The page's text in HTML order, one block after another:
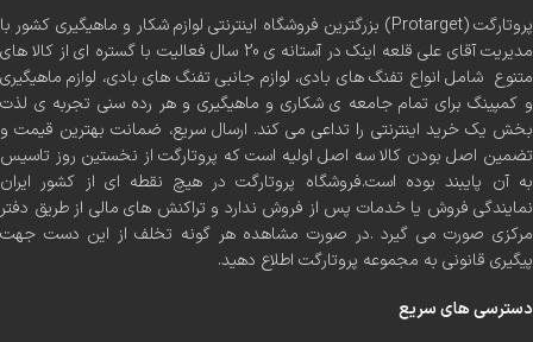
پروتارگت (Protarget) بزرگترین فروشگاه اینترنتی لوازم شکار و ماهیگیری کشور با
مدیریت آقای علی قلعه اینک در آستانه ی 20 سال فعالیت با گستره ای از کالا های
متنوع شامل انواع تفنگ های بادی، لوازم جانبی تفنگ های بادی، لوازم ماهیگیری
و کمپینگ برای تمام جامعه ی شکاری و ماهیگیری و هر رده سنی تجربه ی لذت
بخش یک خرید اینترنتی را تداعی می کند. ارسال سریع، ضمانت بهترین قیمت و
تضمین اصل بودن کالا سه اصل اولیه است که پروتارگت از نخستین روز تاسیس
به آن پایبند بوده است.فروشگاه پروتارگت در هیچ نقطه ای از کشور ایران
نمایندگی فروش یا خدمات پس از فروش ندارد و تراکنش های مالی از طریق دفتر
مرکزی صورت می گیرد .در صورت مشاهده هر گونه تخلف از این دست جهت
پیگیری قانونی به مجموعه پروتارگت اطلاع دهید.
دسترسی های سریع